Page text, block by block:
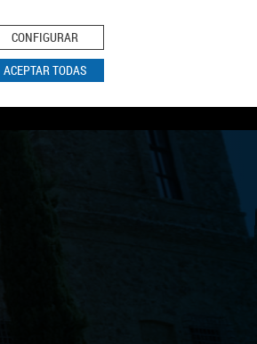
CONFIGURAR
ACEPTAR TODAS
Política de Cookies
BUSCAR